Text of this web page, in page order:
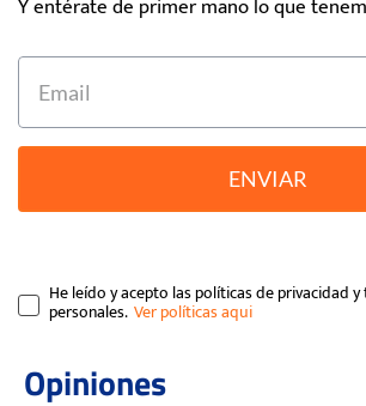
Y entérate de primer mano lo que
ENVIAR
He leído y acepto las políticas de privacidad
personales.